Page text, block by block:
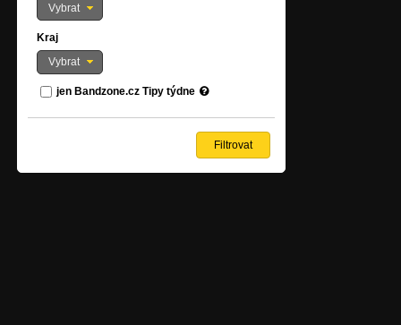
Vybrat
Kraj
Vybrat
jen Bandzone.cz Tipy týdne